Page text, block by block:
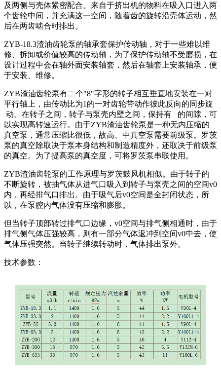
及两侧与壳体紧密配合。来自于挤出机的物料在吸入口进入两
个齿轮中间，并充满这一空间，随着齿的旋转沿壳体运动，然
后在两齿啮合时排出。
ZYB-18.3渣油齿轮泵的轴承套保护传动轴，对于一些难以维
修、拆卸或价值较高的传动轴，为了保护传动轴不受磨损，在
设计过程中会在轴外面安装轴套，然后在轴套上安装轴承，便
于安装、维修。
ZYB渣油齿轮泵有二个"8"字形的转子相互垂直地安装在一对
平行轴上，由传动比为1的一对齿轮带动作彼此反向的同步旋
动。在转子之间，转子与泵壳内壁之间，保持有 的间隙，可
以实现高转速运行。由于ZYB渣油齿轮泵是一种无内压缩的
真空泵，通常压缩比很低，故高、中真空泵需要前级泵。罗茨
泵的真空除取决于泵本身结构和制造精度外，还取决于前级泵
的真空。为了提高泵的真空度，可将罗茨泵串联使用。
ZYB渣油齿轮泵的工作原理与罗茨鼓风机相似。由于转子的
不断旋转，被抽气体从进气口吸入到转子与泵壳之间的空间v0
内，再经排气口排出。由于吸气后v0空间是全封闭状态，所
以，在泵腔内气体没有压缩和膨胀。
但当转子顶部转过排气口边缘，v0空间与排气侧相通时，由于
排气侧气体压强较高，则有一部分气体返冲到空间v0中去，使
气体压强突然。当转子继续转动时，气体排出泵外。
技术参数：